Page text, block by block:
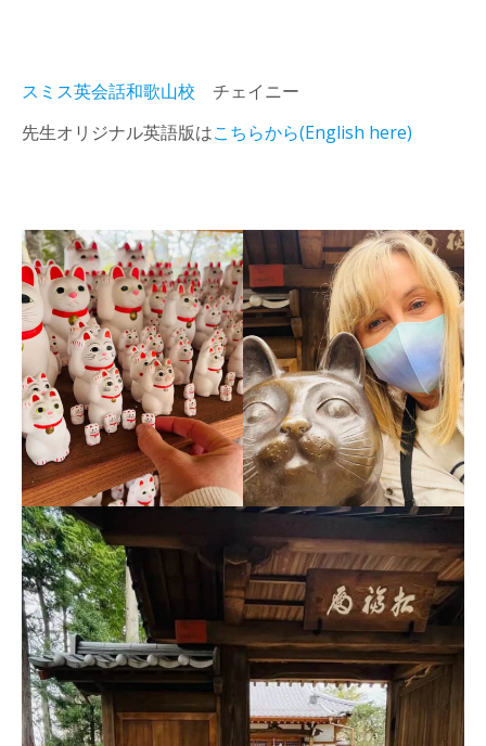
スミス英会話和歌山校 チェイニー
先生オリジナル英語版はこちらから(English here)